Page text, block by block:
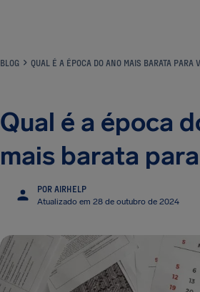
BLOG QUAL É A ÉPOCA DO ANO MAIS BARATA PARA
Qual é a época
mais barata
POR AIRHELP
Atualizado em 28 de outubro de 2024